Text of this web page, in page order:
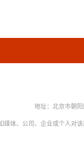
地址：北京市朝
体、公司、企业或个人对